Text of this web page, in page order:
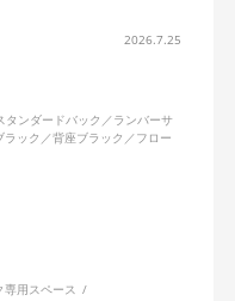
しいです。
2026.7.25
ンダードバック／ランバーサ
ック／背座ブラック／フロー
専用スペース